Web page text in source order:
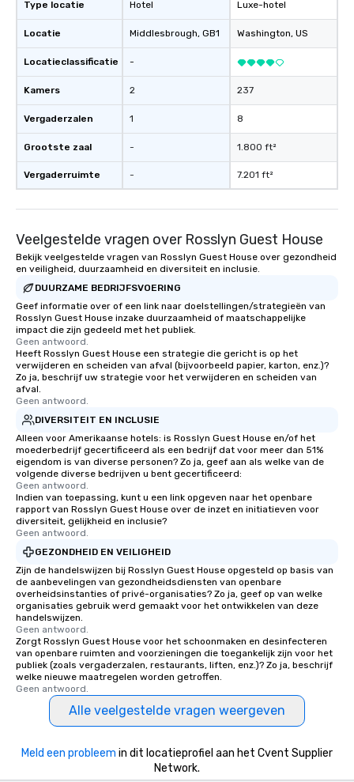
storytelling, we
and spark real
reinforce your
seamlessly blended
Planning a trade
a lasting impression
interactive
showcase your brand. *** More Than
Magic—We Motivate and
team-building
motivational shows
trust, collaboration,
Illusionist Matias
for his charisma,
with actionable
long after the applause.
Magic delivers with
and creativity. With a
ready to create their
Type locatie
Locatie
Locatieclassificatie
Kamers
Vergaderzalen
Grootste zaal
Vergaderruimte
Hotel
Middlesbrough, GB1
-
2
1
-
-
Luxe-hotel
Washington, US
237
8
1.800 ft²
7.201 ft²
Veelgestelde vragen over Rosslyn Guest House
Bekijk veelgestelde vragen van Rosslyn Guest House over gezondheid
en veiligheid, duurzaamheid en diversiteit en inclusie.
DUURZAME BEDRIJFSVOERING
Geef informatie over of een link naar doelstellingen/strategieën van
Rosslyn Guest House inzake duurzaamheid of maatschappelijke
impact die zijn gedeeld met het publiek.
Geen antwoord.
Heeft Rosslyn Guest House een strategie die gericht is op het
verwijderen en scheiden van afval (bijvoorbeeld papier, karton, enz.)?
Zo ja, beschrijf uw strategie voor het verwijderen en scheiden van
afval.
Geen antwoord.
DIVERSITEIT EN INCLUSIE
Alleen voor Amerikaanse hotels: is Rosslyn Guest House en/of het
moederbedrijf gecertificeerd als een bedrijf dat voor meer dan 51%
eigendom is van diverse personen? Zo ja, geef aan als welke van de
volgende diverse bedrijven u bent gecertificeerd:
Geen antwoord.
Indien van toepassing, kunt u een link opgeven naar het openbare
rapport van Rosslyn Guest House over de inzet en initiatieven voor
diversiteit, gelijkheid en inclusie?
Geen antwoord.
GEZONDHEID EN VEILIGHEID
Zijn de handelswijzen bij Rosslyn Guest House opgesteld op basis van
de aanbevelingen van gezondheidsdiensten van openbare
overheidsinstanties of privé-organisaties? Zo ja, geef op van welke
organisaties gebruik werd gemaakt voor het ontwikkelen van deze
handelswijzen.
Geen antwoord.
Zorgt Rosslyn Guest House voor het schoonmaken en desinfecteren
van openbare ruimten and voorzieningen die toegankelijk zijn voor het
publiek (zoals vergaderzalen, restaurants, liften, enz.)? Zo ja, beschrijf
welke nieuwe maatregelen worden getroffen.
Geen antwoord.
Alle veelgestelde vragen weergeven
Meld een probleem in dit locatieprofiel aan het Cvent Supplier
Network.